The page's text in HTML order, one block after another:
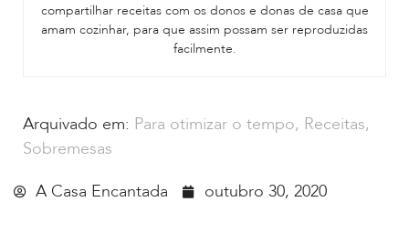
compartilhar receitas com os donos e donas de casa que
amam cozinhar, para que assim possam ser reproduzidas
facilmente.
Arquivado em: Para otimizar o tempo, Receitas,
Sobremesas
A Casa Encantada
outubro 30, 2020